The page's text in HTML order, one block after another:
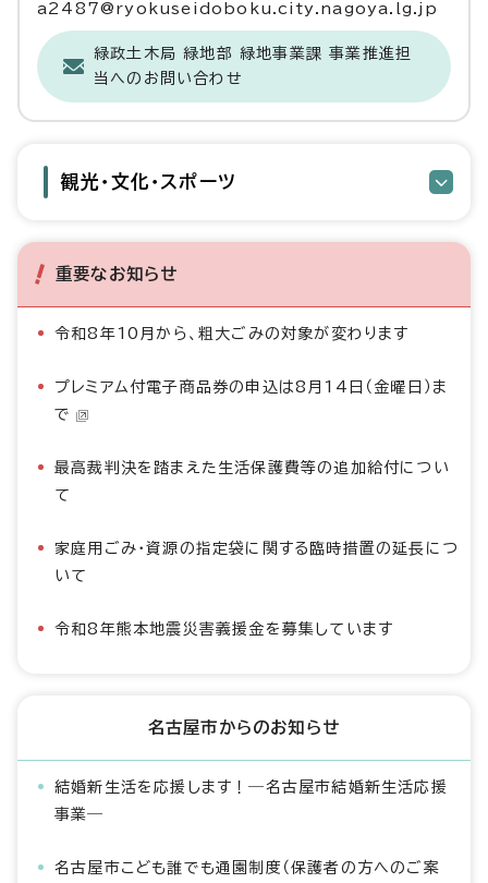
a2487@ryokuseidoboku.city.nagoya.lg.jp
緑政土木局 緑地部 緑地事業課 事業推進担
当へのお問い合わせ
観光・文化・スポーツ
重要なお知らせ
令和8年10月から、粗大ごみの対象が変わります
プレミアム付電子商品券の申込は8月14日（金曜日）ま
で
最高裁判決を踏まえた生活保護費等の追加給付につい
て
家庭用ごみ・資源の指定袋に関する臨時措置の延長につ
いて
令和8年熊本地震災害義援金を募集しています
名古屋市からのお知らせ
結婚新生活を応援します！―名古屋市結婚新生活応援
事業―
名古屋市こども誰でも通園制度（保護者の方へのご案